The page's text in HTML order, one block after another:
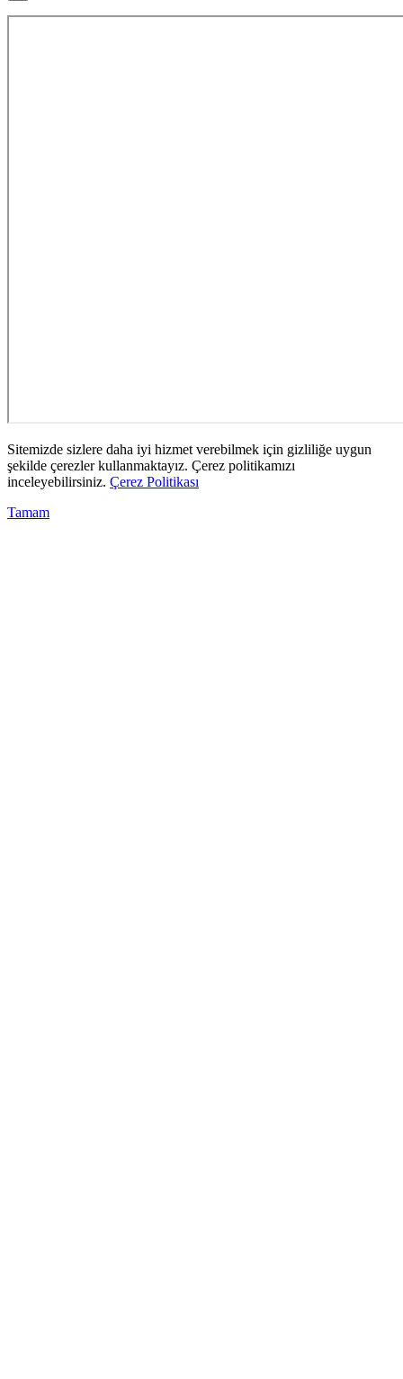
Sitemizde sizlere daha iyi hizmet verebilmek için gizliliğe uygun
şekilde çerezler kullanmaktayız. Çerez politikamızı
inceleyebilirsiniz. Çerez Politikası
Tamam